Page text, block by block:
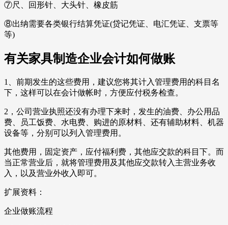
⑦尺、回形针、大头针、橡皮筋
⑧出纳需要各类银行结算凭证(贷记凭证、电汇凭证、支票等
等)
有关家具制造企业会计如何做账
1、前期发生的这些费用，建议您将其计入管理费用的科目名
下，这样可以在会计做帐时，方便应付税务检查。
2，公司营业执照还没有办理下来时，发生的油费、办公用品
费、员工饭费、水电费、购进的原材料、还有辅助材料、机器
设备等，分别可以列入管理费用。
其他费用，固定资产，应付福利费，其他应交款的科目下。而
当正常营业后，就将管理费用及其他应交款转入主营业务收
入，以及营业外收入即可。
扩展资料：
企业做账流程